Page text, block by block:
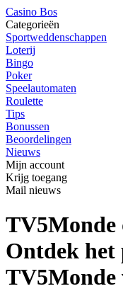
Casino Bos
Categorieën
Sportweddenschappen
Loterij
Bingo
Poker
Speelautomaten
Roulette
Tips
Bonussen
Beoordelingen
Nieuws
Mijn account
Krijg toegang
Mail nieuws
TV5Monde
Ontdek het
TV5Monde